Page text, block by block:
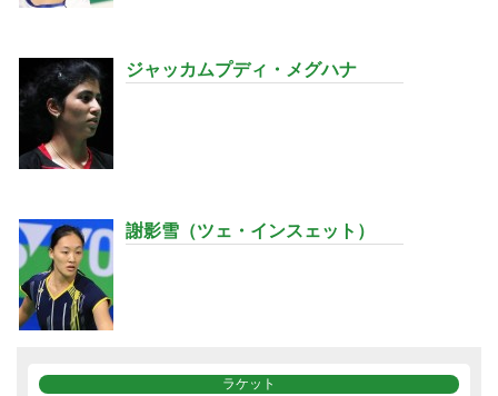
ジャッカムプディ・メグハナ
謝影雪（ツェ・インスェット）
ラケット